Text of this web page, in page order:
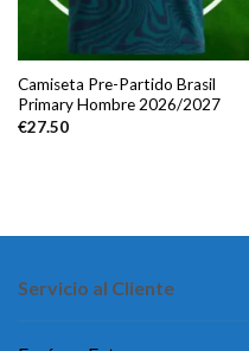
Camiseta Pre-Partido Brasil
Primary Hombre 2026/2027
€27.50
Servicio al Cliente